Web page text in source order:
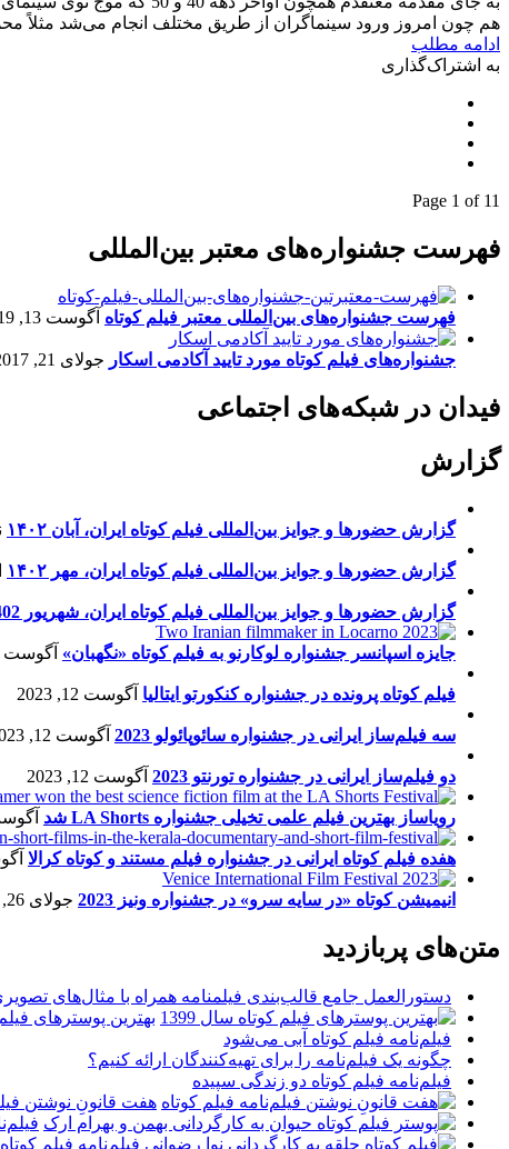
هم چون امروز ورود سینماگران از طریق مختلف انجام می‌شد مثلاً
ادامه مطلب
به اشتراک‌گذاری
Page 1 of 11
فهرست جشنواره‌های معتبر بین‌المللی
فهرست جشنواره‌های بین‌المللی معتبر فیلم کوتاه آگوست 13, 2019
جشنواره‌های فیلم کوتاه مورد تایید آکادمی اسکار جولای 21, 2017
فیدان در شبکه‌های اجتماعی
گزارش
گزارش حضورها و جوایز بین‌المللی فیلم کوتاه ایران، آبان ۱۴۰۲
گزارش حضورها و جوایز بین‌المللی فیلم کوتاه ایران، مهر ۱۴۰۲
گزارش حضورها و جوایز بین‌المللی فیلم کوتاه ایران، شهریور 1402
جایزه اسپانسر جشنواره لوکارنو به فیلم کوتاه «نگهبان» آگوست 13, 2023
فیلم کوتاه پرونده در جشنواره کنکورتو ایتالیا آگوست 12, 2023
سه فیلم‌ساز ایرانی در جشنواره سائوپائولو 2023 آگوست 12, 2023
دو فیلم‌ساز ایرانی در جشنواره تورنتو 2023 آگوست 12, 2023
رویاساز بهترین فیلم علمی تخیلی جشنواره LA Shorts شد آگوست 5,
هفده فیلم کوتاه ایرانی در جشنواره فیلم مستند و کوتاه کرالا
انیمیشن کوتاه «در سایه سرو» در جشنواره ونیز 2023 جولای 26, 2023
متن‌های پربازدید
دستورالعمل جامع قالب‌بندی فیلمنامه همراه با مثال‌های
بهترین پوسترهای فیلم
فیلم‌نامه فیلم کوتاه آبی می‌شود
چگونه یک فیلم‌نامه را برای تهیه‌کنندگان ارائه کنیم؟
فیلم‌نامه فیلم کوتاه دو زندگی سپیده
هفت قانونِ نوشتن
فیلم‌نامه فیلم